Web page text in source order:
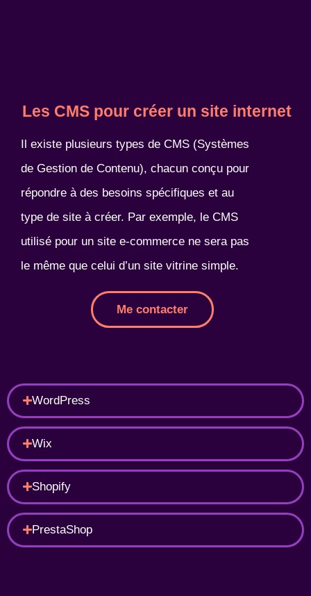
Les CMS pour créer un site internet
Il existe plusieurs types de CMS (Systèmes
de Gestion de Contenu), chacun conçu pour
répondre à des besoins spécifiques et au
type de site à créer. Par exemple, le CMS
utilisé pour un site e-commerce ne sera pas
le même que celui d’un site vitrine simple.
Me contacter
WordPress
Wix
Shopify
PrestaShop